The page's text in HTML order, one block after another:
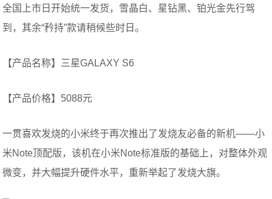
全国上市日开始统一发货，雪晶白、星钻黑、铂光金先行驾
到，其余“矜持”款请稍候些时日。
【产品名称】三星GALAXY S6
【产品价格】5088元
一贯喜欢发烧的小米终于再次推出了发烧友必备的新机——小
米Note顶配版，该机在小米Note标准版的基础上，对整体外观
微变，并大幅提升硬件水平，重新举起了发烧大旗。